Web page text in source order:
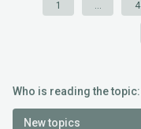
1 4
Who is reading the topic:
New topics